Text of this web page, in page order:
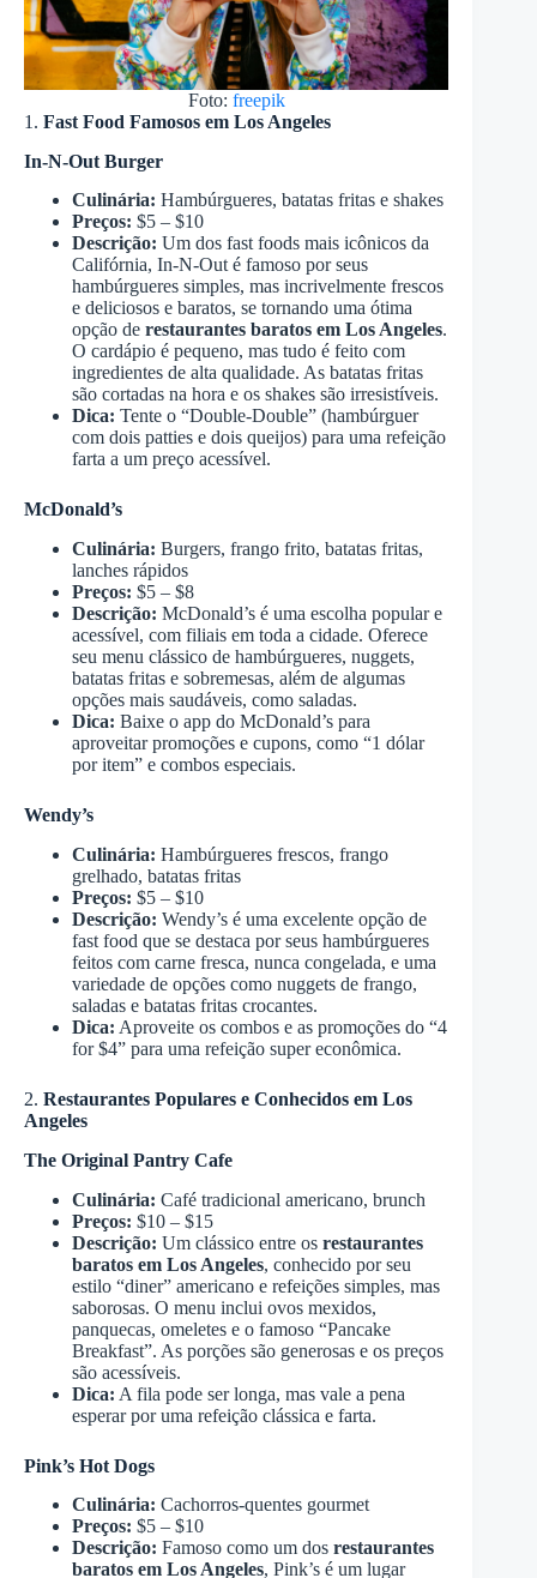
Foto: freepik
1. Fast Food Famosos em Los Angeles
In-N-Out Burger
Culinária: Hambúrgueres, batatas fritas e shakes
Preços: $5 – $10
Descrição: Um dos fast foods mais icônicos da
Califórnia, In-N-Out é famoso por seus
hambúrgueres simples, mas incrivelmente frescos
e deliciosos e baratos, se tornando uma ótima
opção de restaurantes baratos em Los Angeles.
O cardápio é pequeno, mas tudo é feito com
ingredientes de alta qualidade. As batatas fritas
são cortadas na hora e os shakes são irresistíveis.
Dica: Tente o “Double-Double” (hambúrguer
com dois patties e dois queijos) para uma refeição
farta a um preço acessível.
McDonald’s
Culinária: Burgers, frango frito, batatas fritas,
lanches rápidos
Preços: $5 – $8
Descrição: McDonald’s é uma escolha popular e
acessível, com filiais em toda a cidade. Oferece
seu menu clássico de hambúrgueres, nuggets,
batatas fritas e sobremesas, além de algumas
opções mais saudáveis, como saladas.
Dica: Baixe o app do McDonald’s para
aproveitar promoções e cupons, como “1 dólar
por item” e combos especiais.
Wendy’s
Culinária: Hambúrgueres frescos, frango
grelhado, batatas fritas
Preços: $5 – $10
Descrição: Wendy’s é uma excelente opção de
fast food que se destaca por seus hambúrgueres
feitos com carne fresca, nunca congelada, e uma
variedade de opções como nuggets de frango,
saladas e batatas fritas crocantes.
Dica: Aproveite os combos e as promoções do “4
for $4” para uma refeição super econômica.
2. Restaurantes Populares e Conhecidos em Los
Angeles
The Original Pantry Cafe
Culinária: Café tradicional americano, brunch
Preços: $10 – $15
Descrição: Um clássico entre os restaurantes
baratos em Los Angeles, conhecido por seu
estilo “diner” americano e refeições simples, mas
saborosas. O menu inclui ovos mexidos,
panquecas, omeletes e o famoso “Pancake
Breakfast”. As porções são generosas e os preços
são acessíveis.
Dica: A fila pode ser longa, mas vale a pena
esperar por uma refeição clássica e farta.
Pink’s Hot Dogs
Culinária: Cachorros-quentes gourmet
Preços: $5 – $10
Descrição: Famoso como um dos restaurantes
baratos em Los Angeles, Pink’s é um lugar